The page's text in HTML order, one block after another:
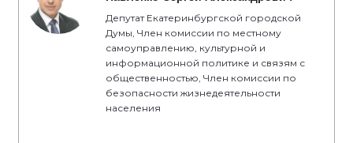
Депутат Екатеринбургской городской
Думы, Член комиссии по местному
самоуправлению, культурной и
информационной политике и связям с
общественностью, Член комиссии по
безопасности жизнедеятельности
населения